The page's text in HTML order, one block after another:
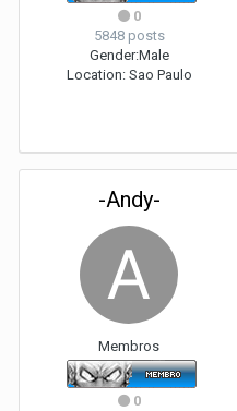
0
5848 posts
Gender:Male
Location:Sao Paulo
-Andy-
Membros
0